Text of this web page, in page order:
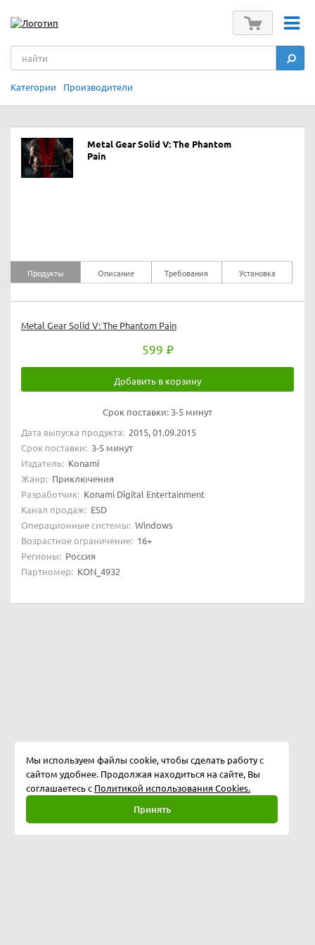
Категории Производители
Metal Gear Solid V: The Phantom
Pain
Продукты Описание Требования Установка
Metal Gear Solid V: The Phantom Pain
599
Добавить в корзину
Срок поставки: 3-5 минут
Дата выпуска продукта: 2015, 01.09.2015
Срок поставки: 3-5 минут
Издатель: Konami
Жанр: Приключения
Разработчик: Konami Digital Entertainment
Канал продаж: ESD
Операционные системы: Windows
Возрастное ограничение: 16+
Регионы: Россия
Партномер: KON_4932
Мы используем файлы cookie, чтобы сделать работу с
сайтом удобнее. Продолжая находиться на сайте, Вы
соглашаетесь с Политикой использования Cookies.
Принять